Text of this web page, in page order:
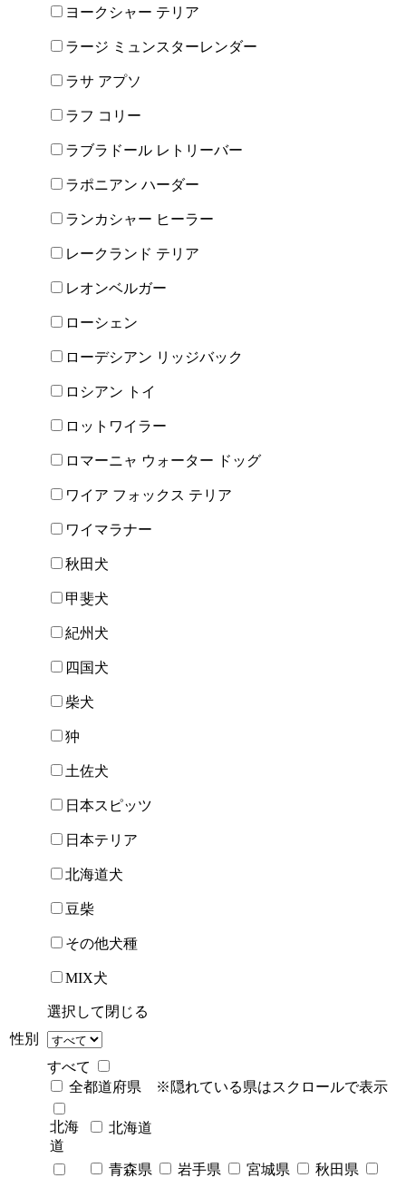
ヨークシャー テリア
ラージ ミュンスターレンダー
ラサ アプソ
ラフ コリー
ラブラドール レトリーバー
ラポニアン ハーダー
ランカシャー ヒーラー
レークランド テリア
レオンベルガー
ローシェン
ローデシアン リッジバック
ロシアン トイ
ロットワイラー
ロマーニャ ウォーター ドッグ
ワイア フォックス テリア
ワイマラナー
秋田犬
甲斐犬
紀州犬
四国犬
柴犬
狆
土佐犬
日本スピッツ
日本テリア
北海道犬
豆柴
その他犬種
MIX犬
選択して閉じる
性別
すべて
全都道府県 ※隠れている県はスクロールで表示
北海
道
北海道
青森県 岩手県 宮城県
秋田県